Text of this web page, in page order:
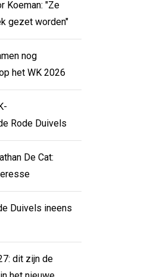
Koeman: "Ze
gezet worden"
nog
het WK 2026
Rode Duivels
De Cat:
interesse
Duivels ineens
dit zijn de